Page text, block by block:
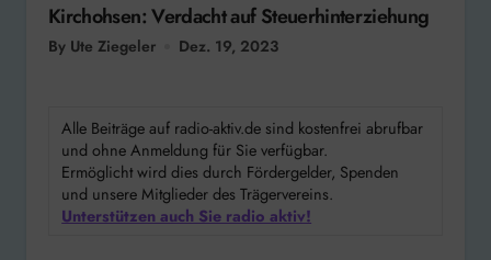
Kirchohsen: Verdacht auf Steuerhinterziehung
By Ute Ziegeler Dez. 19, 2023
Alle Beiträge auf radio-aktiv.de sind kostenfrei abrufbar
und ohne Anmeldung für Sie verfügbar.
Ermöglicht wird dies durch Fördergelder, Spenden
und unsere Mitglieder des Trägervereins.
Unterstützen auch Sie radio aktiv!